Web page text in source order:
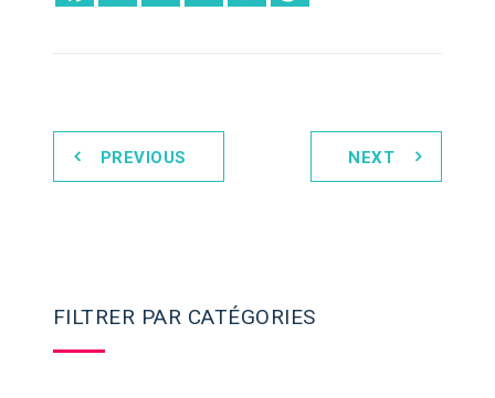
PREVIOUS NEXT
FILTRER PAR CATÉGORIES